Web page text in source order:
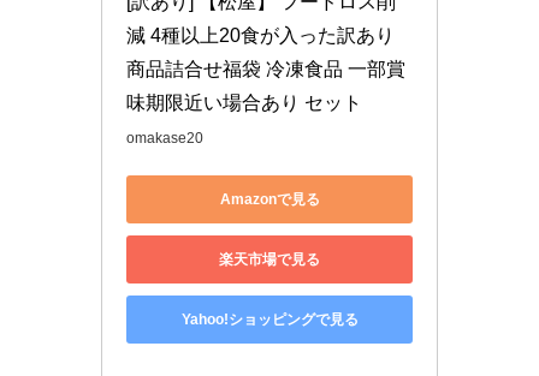
減 4種以上20食が入った訳あり
商品詰合せ福袋 冷凍食品 一部賞
味期限近い場合あり セット
omakase20
Amazonで見る
楽天市場で見る
Yahoo!ショッピングで見る